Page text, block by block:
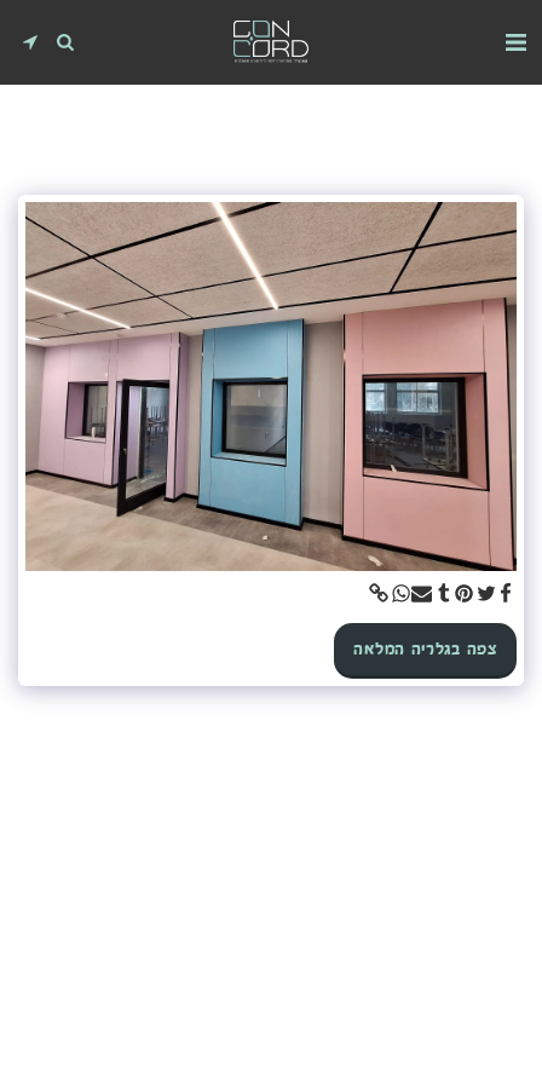
צפה בגלריה המלאהקונקורד — יועץ חיפויים
מקוון עכשיו